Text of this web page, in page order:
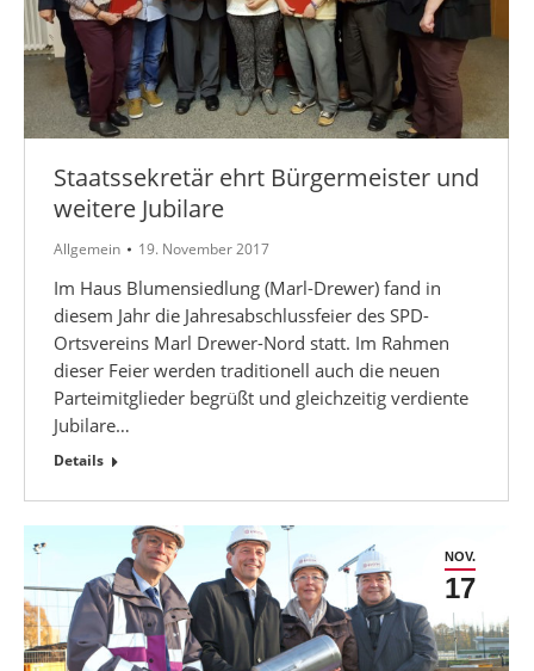
Staatssekretär ehrt Bürgermeister und
weitere Jubilare
Allgemein 19. November 2017
Im Haus Blumensiedlung (Marl-Drewer) fand in
diesem Jahr die Jahresabschlussfeier des SPD-
Ortsvereins Marl Drewer-Nord statt. Im Rahmen
dieser Feier werden traditionell auch die neuen
Parteimitglieder begrüßt und gleichzeitig verdiente
Jubilare…
Details
NOV.
17